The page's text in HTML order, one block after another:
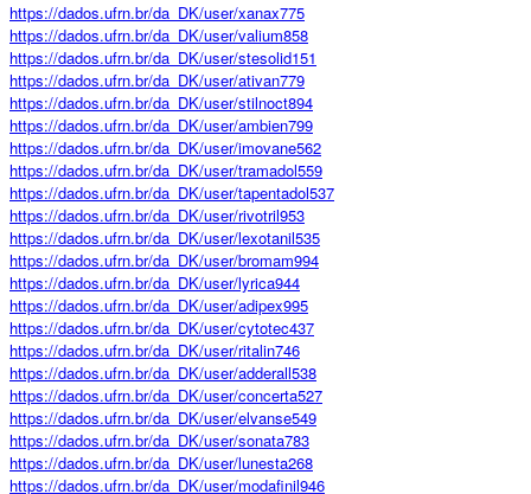
https://dados.ufrn.br/da_DK/user/xanax775
https://dados.ufrn.br/da_DK/user/valium858
https://dados.ufrn.br/da_DK/user/stesolid151
https://dados.ufrn.br/da_DK/user/ativan779
https://dados.ufrn.br/da_DK/user/stilnoct894
https://dados.ufrn.br/da_DK/user/ambien799
https://dados.ufrn.br/da_DK/user/imovane562
https://dados.ufrn.br/da_DK/user/tramadol559
https://dados.ufrn.br/da_DK/user/tapentadol537
https://dados.ufrn.br/da_DK/user/rivotril953
https://dados.ufrn.br/da_DK/user/lexotanil535
https://dados.ufrn.br/da_DK/user/bromam994
https://dados.ufrn.br/da_DK/user/lyrica944
https://dados.ufrn.br/da_DK/user/adipex995
https://dados.ufrn.br/da_DK/user/cytotec437
https://dados.ufrn.br/da_DK/user/ritalin746
https://dados.ufrn.br/da_DK/user/adderall538
https://dados.ufrn.br/da_DK/user/concerta527
https://dados.ufrn.br/da_DK/user/elvanse549
https://dados.ufrn.br/da_DK/user/sonata783
https://dados.ufrn.br/da_DK/user/lunesta268
https://dados.ufrn.br/da_DK/user/modafinil946